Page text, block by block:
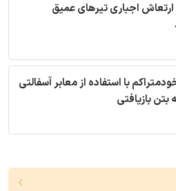
ارتعاش اجباری تیرهای عمیق
با استفاده از معابر آسفالتی
بتن بازیافتی